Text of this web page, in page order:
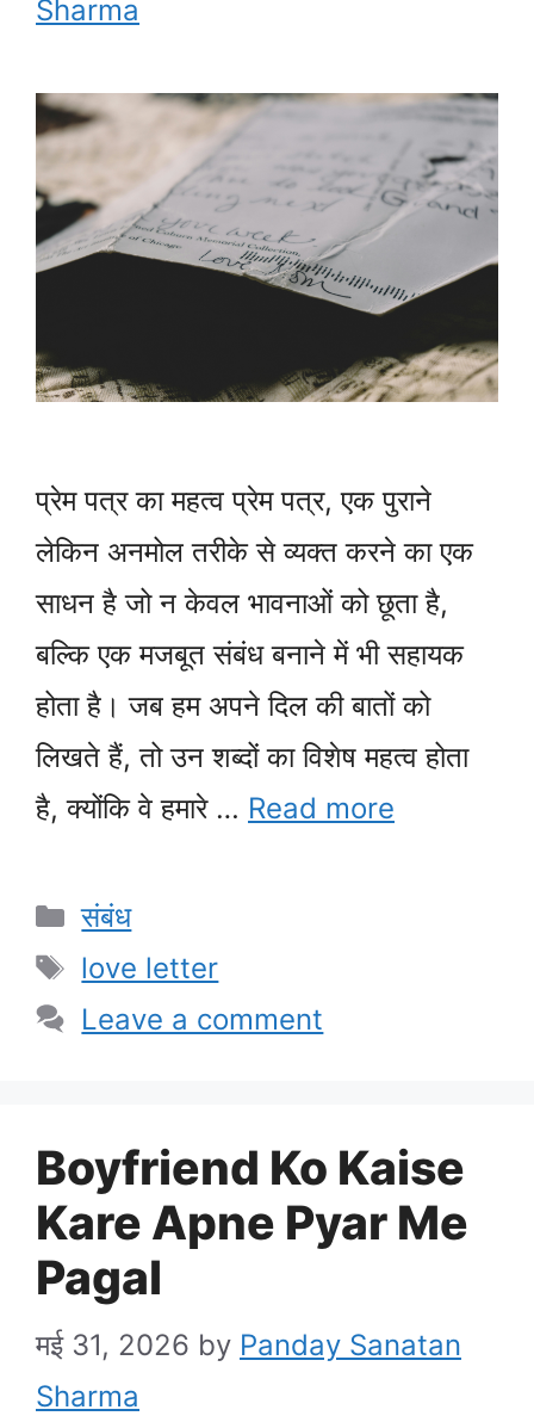
Sharma
प्रेम पत्र का महत्व प्रेम पत्र, एक पुराने
लेकिन अनमोल तरीके से व्यक्त करने का एक
साधन है जो न केवल भावनाओं को छूता है,
बल्कि एक मजबूत संबंध बनाने में भी सहायक
होता है। जब हम अपने दिल की बातों को
लिखते हैं, तो उन शब्दों का विशेष महत्व होता
है, क्योंकि वे हमारे … Read more
Categories
संबंध
Tags
love letter
Leave a comment
Boyfriend Ko Kaise
Kare Apne Pyar Me
Pagal
मई 31, 2026 by Panday Sanatan
Sharma